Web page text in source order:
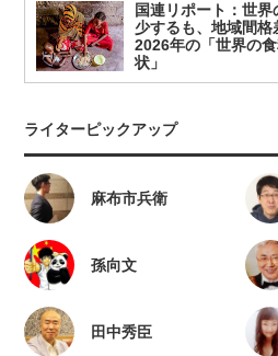
国連リポート：世
少するも、地域間
2026年の「世界の
状」
ライターピックアップ
麻布市兵衛
孫向文
田中秀臣